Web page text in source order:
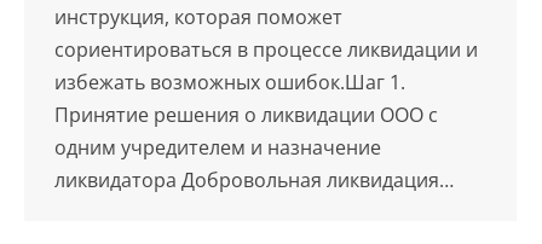
инструкция, которая поможет
сориентироваться в процессе ликвидации и
избежать возможных ошибок.Шаг 1.
Принятие решения о ликвидации ООО с
одним учредителем и назначение
ликвидатора Добровольная ликвидация…